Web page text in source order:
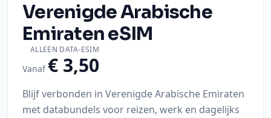
Verenigde Arabische
EmirateneSIM
ALLEEN DATA-ESIM
Vanaf € 3,50
Blijf verbonden in Verenigde Arabische Emiraten
met databundels voor reizen, werk en dagelijks